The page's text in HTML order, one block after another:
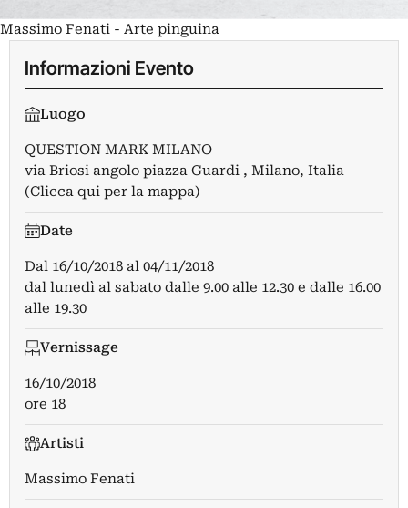
Massimo Fenati - Arte pinguina
Informazioni Evento
Luogo
QUESTION MARK MILANO
via Briosi angolo piazza Guardi , Milano, Italia
(Clicca qui per la mappa)
Date
Dal 16/10/2018 al 04/11/2018
dal lunedì al sabato dalle 9.00 alle 12.30 e dalle 16.00
alle 19.30
Vernissage
16/10/2018
ore 18
Artisti
Massimo Fenati